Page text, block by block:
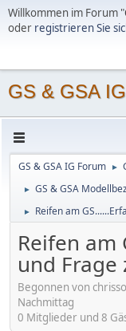
Willkommen im Forum "
oder registrieren Sie
GS & GSA
GS & GSA IG Forum ►
► GS & GSA
► Reifen am
Reifen am
und Frage
Begonnen von
Nachmittag
0 Mitglieder und 8